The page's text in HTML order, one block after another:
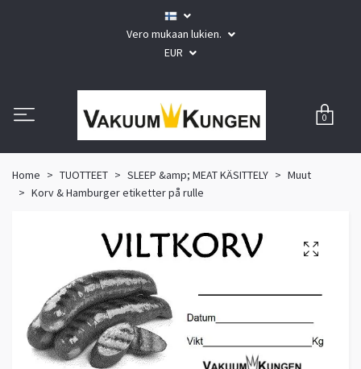
Vero mukaan lukien.
EUR
0
Home TUOTTEET SLEEP &amp; MEAT KÄSITTELY
Muut
Korv & Hamburger etiketter på rulle